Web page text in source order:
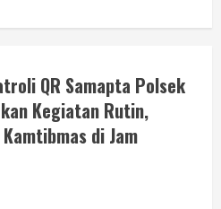
QR Samapta Polsek
Kegiatan Rutin,
di Jam